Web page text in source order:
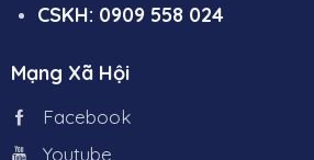
CSKH: 0909 558 024
Mạng Xã Hội
Facebook
Youtube